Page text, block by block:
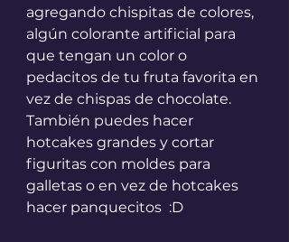
agregando chispitas de colores,
algún colorante artificial para
que tengan un color o
pedacitos de tu fruta favorita en
vez de chispas de chocolate.
También puedes hacer
hotcakes grandes y cortar
figuritas con moldes para
galletas o en vez de hotcakes
hacer panquecitos  :D